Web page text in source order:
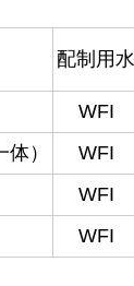
配制用水
WFI
） WFI
WFI
WFI